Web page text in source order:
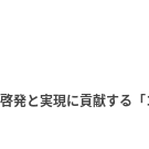
発と実現に貢献す